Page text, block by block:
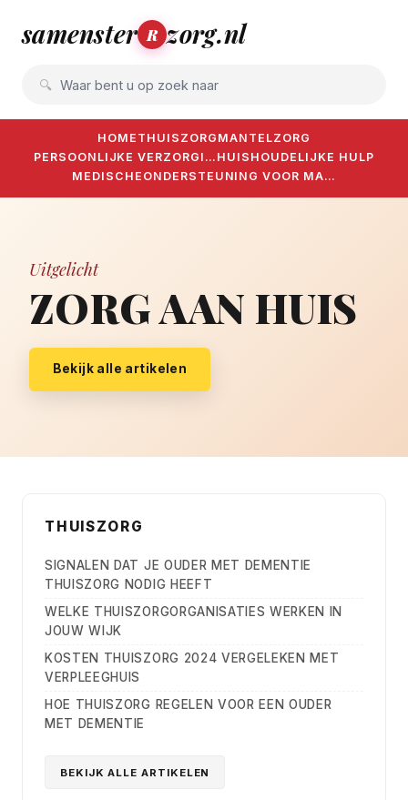
samenster R zorg.nl
Waar bent u op zoek naar
HOME THUISZORG MANTELZORG
PERSOONLIJKE VERZORGI… HUISHOUDELIJKE HULP
MEDISCHE ONDERSTEUNING VOOR MA…
Uitgelicht
ZORG AAN HUIS
Bekijk alle artikelen
THUISZORG
SIGNALEN DAT JE OUDER MET DEMENTIE
THUISZORG NODIG HEEFT
WELKE THUISZORGORGANISATIES WERKEN IN
JOUW WIJK
KOSTEN THUISZORG 2024 VERGELEKEN MET
VERPLEEGHUIS
HOE THUISZORG REGELEN VOOR EEN OUDER
MET DEMENTIE
BEKIJK ALLE ARTIKELEN